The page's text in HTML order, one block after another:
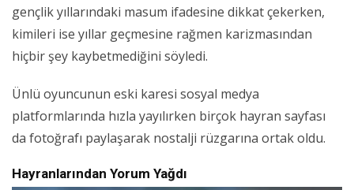
gençlik yıllarındaki masum ifadesine dikkat çekerken,
kimileri ise yıllar geçmesine rağmen karizmasından
hiçbir şey kaybetmediğini söyledi.
Ünlü oyuncunun eski karesi sosyal medya
platformlarında hızla yayılırken birçok hayran sayfası
da fotoğrafı paylaşarak nostalji rüzgarına ortak oldu.
Hayranlarından Yorum Yağdı